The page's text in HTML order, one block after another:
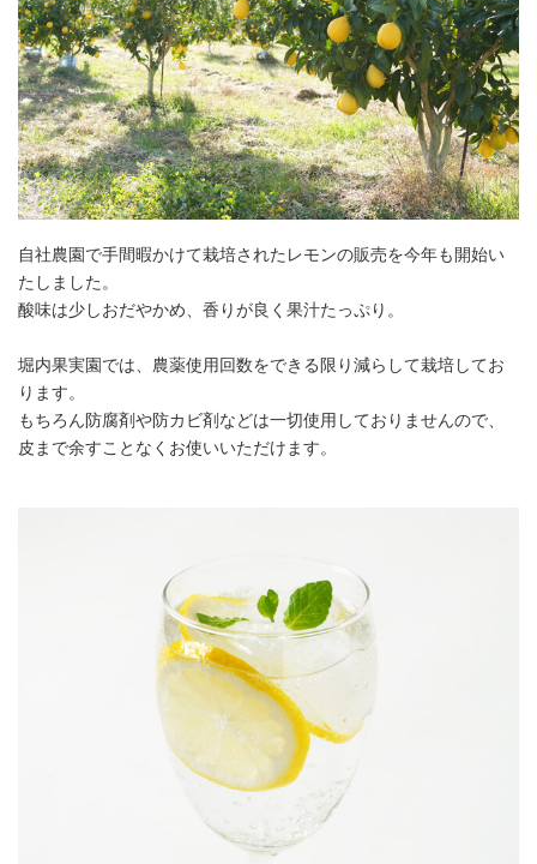
自社農園で手間暇かけて栽培されたレモンの販売を今年も開始い
たしました。
酸味は少しおだやかめ、香りが良く果汁たっぷり。
堀内果実園では、農薬使用回数をできる限り減らして栽培してお
ります。
もちろん防腐剤や防カビ剤などは一切使用しておりませんので、
皮まで余すことなくお使いいただけます。